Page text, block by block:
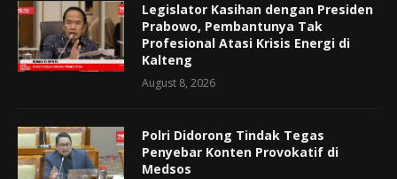
Legislator Kasihan dengan Presiden
Prabowo, Pembantunya Tak
Profesional Atasi Krisis Energi di
Kalteng
August 8, 2026
Polri Didorong Tindak Tegas
Penyebar Konten Provokatif di
Medsos